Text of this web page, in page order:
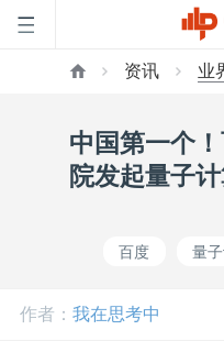
页
资讯 业
中国第一个
院发起量子
百度 量
作者： 我在思考中